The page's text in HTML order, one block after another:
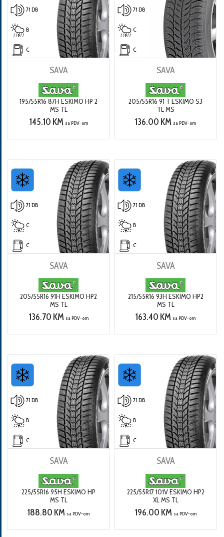
71 DB
B
C
SAVA
195/55R16 87H ESKIMO HP 2
MS TL
145.10 KM sa PDV-om
71 DB
C
C
SAVA
205/55R16 91 T ESKIMO S3
TL MS
136.00 KM sa PDV-om
71 DB
C
C
SAVA
205/55R16 91H ESKIMO HP2
MS TL
136.70 KM sa PDV-om
71 DB
B
C
SAVA
215/55R16 93H ESKIMO HP2
MS TL
163.40 KM sa PDV-om
71 DB
B
C
SAVA
225/55R16 95H ESKIMO HP
MS TL
188.80 KM sa PDV-om
71 DB
B
C
SAVA
225/55R17 101V ESKIMO HP2
XL MS TL
196.00 KM sa PDV-om